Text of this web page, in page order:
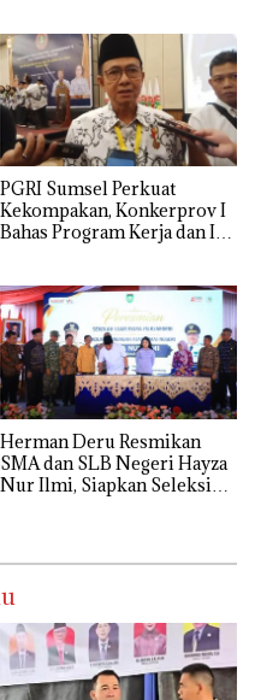
PGRI Sumsel Perkuat
Kekompakan, Konkerprov I
Bahas Program Kerja dan Isu
Herman Deru Resmikan
SMA dan SLB Negeri Hayza
Nur Ilmi, Siapkan Seleksi